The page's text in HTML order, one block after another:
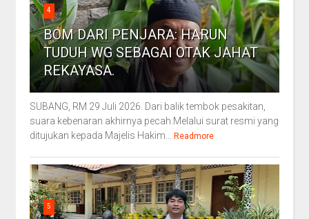
4
BOM DARI PENJARA: HARUN
TUDUH WG SEBAGAI OTAK JAHAT
REKAYASA.
SUBANG, RM 29 Juli 2026. Dari balik tembok pesakitan,
suara kebenaran akhirnya pecah.Melalui surat resmi yang
ditujukan kepada Majelis Hakim...
Readmore
5